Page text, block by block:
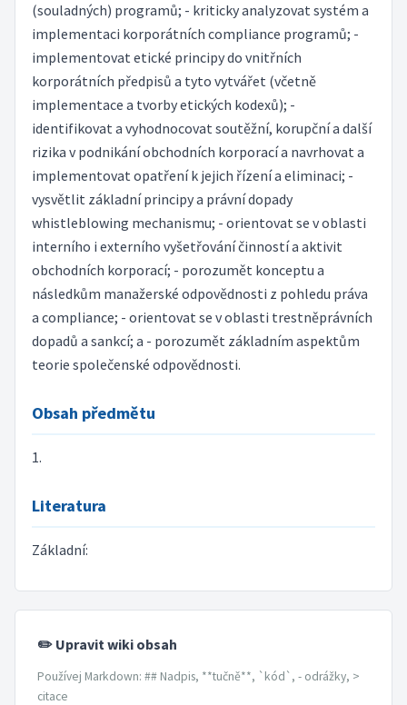
(souladných) programů; - kriticky analyzovat systém a
implementaci korporátních compliance programů; -
implementovat etické principy do vnitřních
korporátních předpisů a tyto vytvářet (včetně
implementace a tvorby etických kodexů); -
identifikovat a vyhodnocovat soutěžní, korupční a další
rizika v podnikání obchodních korporací a navrhovat a
implementovat opatření k jejich řízení a eliminaci; -
vysvětlit základní principy a právní dopady
whistleblowing mechanismu; - orientovat se v oblasti
interního i externího vyšetřování činností a aktivit
obchodních korporací; - porozumět konceptu a
následkům manažerské odpovědnosti z pohledu práva
a compliance; - orientovat se v oblasti trestněprávních
dopadů a sankcí; a - porozumět základním aspektům
teorie společenské odpovědnosti.
Obsah předmětu
1.
Literatura
Základní:
✏️ Upravit wiki obsah
Používej Markdown: ## Nadpis, **tučně**, `kód`, - odrážky, >
citace